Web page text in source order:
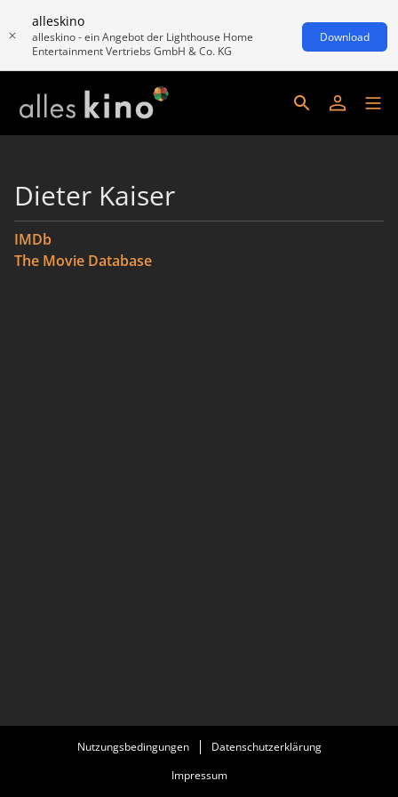
alleskino
alleskino - ein Angebot der Lighthouse Home
Entertainment Vertriebs GmbH & Co. KG
Download
Dieter Kaiser
IMDb
The Movie Database
Nutzungsbedingungen
Datenschutzerklärung
Impressum